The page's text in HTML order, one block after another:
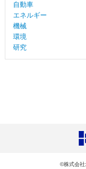
自動車
エネルギー
機械
環境
研究
©株式会社